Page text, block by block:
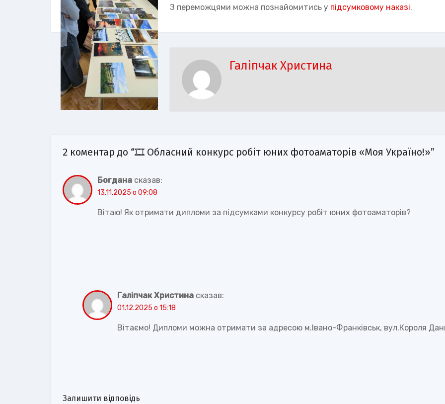
З переможцями можна познайомитись у підсумковому наказі.
Галіпчак Христина
2 коментар до “🎞️ Обласний конкурс робіт юних фотоаматорів «Моя Україно!»”
Богдана сказав:
13.11.2025 о 09:08
Вітаю! Як отримати дипломи за підсумками конкурсу робіт юних фотоаматорів?
Галіпчак Христина сказав:
01.12.2025 о 15:18
Вітаємо! Дипломи можна отримати за адресою м.Івано-Франківськ, вул.Короля
Залишити відповідь